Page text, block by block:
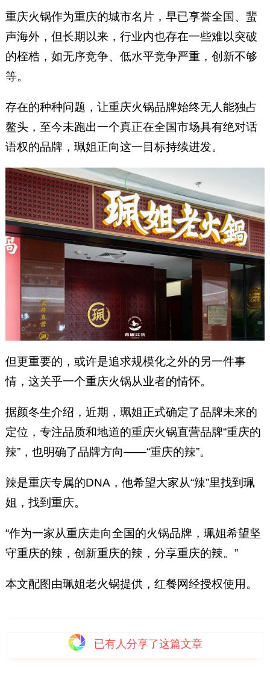
重庆火锅作为重庆的城市名片，早已享誉全国、蜚
声海外，但长期以来，行业内也存在一些难以突破
的桎梏，如无序竞争、低水平竞争严重，创新不够
等。
存在的种种问题，让重庆火锅品牌始终无人能独占
鳌头，至今未跑出一个真正在全国市场具有绝对话
语权的品牌，珮姐正向这一目标持续进发。
但更重要的，或许是追求规模化之外的另一件事
情，这关乎一个重庆火锅从业者的情怀。
据颜冬生介绍，近期，珮姐正式确定了品牌未来的
定位，专注品质和地道的重庆火锅直营品牌“重庆的
辣”，也明确了品牌方向——“重庆的辣”。
辣是重庆专属的DNA，他希望大家从“辣”里找到珮
姐，找到重庆。
“作为一家从重庆走向全国的火锅品牌，珮姐希望坚
守重庆的辣，创新重庆的辣，分享重庆的辣。”
本文配图由珮姐老火锅提供，红餐网经授权使用。
已有 人分享了这篇文章